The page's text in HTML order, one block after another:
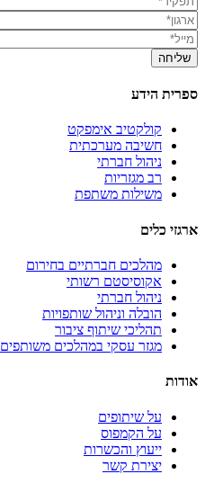
ספרית הידע
קולקטיב אימפקט
חשיבה מערכתית
ניהול חברתי
רב מגזריות
משילות משתפת
ארגזי כלים
מהלכים חברתיים בחירום
אקוסיסטם רשותי
ניהול חברתי
הובלה וניהול שותפויות
תהליכי שיתוף ציבור
מגזר עסקי במהלכים משותפים
אודות
על שיתופים
על הקמפוס
ייעוץ והכשרות
יצירת קשר